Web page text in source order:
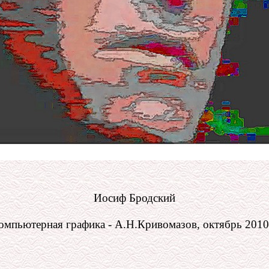
Иосиф Бродский
графика - А.Н.Кривомазов, октябрь 2010